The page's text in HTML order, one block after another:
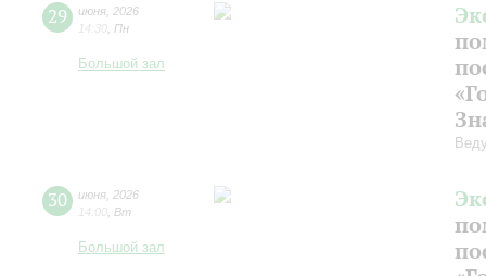
29 июня 2026
14:30 Пн
Большой зал
30 июня 2026
14:00 Вт
Большой зал